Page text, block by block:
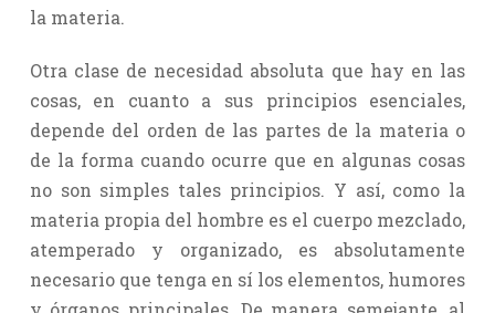
la materia.
Otra clase de necesidad absoluta que hay en las
cosas, en cuanto a sus principios esenciales,
depende del orden de las partes de la materia o
de la forma cuando ocurre que en algunas cosas
no son simples tales principios. Y así, como la
materia propia del hombre es el cuerpo mezclado,
atemperado y organizado, es absolutamente
necesario que tenga en sí los elementos, humores